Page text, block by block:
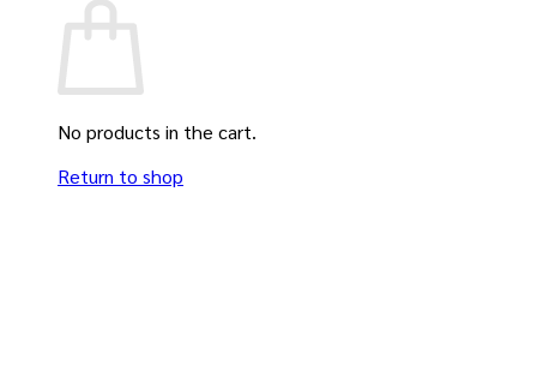
No products in the cart.
Return to shop